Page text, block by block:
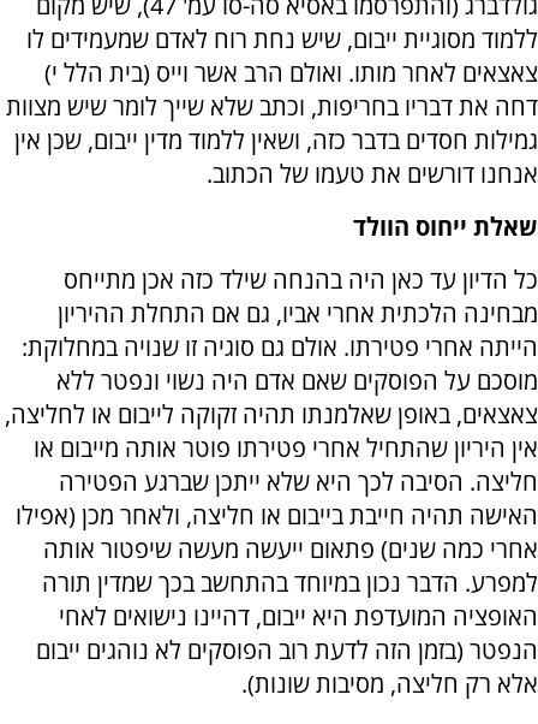
ללמוד מסוגיית ייבום, שיש נחת רוח לאדם שמעמידים לו
צאצאים לאחר מותו. ואולם הרב אשר וייס (בית הלל י)
דחה את דבריו בחריפות, וכתב שלא שייך לומר שיש מצוות
גמילות חסדים בדבר כזה, ושאין ללמוד מדין ייבום, שכן אין
אנחנו דורשים את טעמו של הכתוב.
שאלת ייחוס הוולד
כל הדיון עד כאן היה בהנחה שילד כזה אכן מתייחס
מבחינה הלכתית אחרי אביו, גם אם התחלת ההיריון
הייתה אחרי פטירתו. אולם גם סוגיה זו שנויה במחלוקת:
מוסכם על הפוסקים שאם אדם היה נשוי ונפטר ללא
צאצאים, באופן שאלמנתו תהיה זקוקה לייבום או לחליצה,
אין היריון שהתחיל אחרי פטירתו פוטר אותה מייבום או
חליצה. הסיבה לכך היא שלא ייתכן שברגע הפטירה
האישה תהיה חייבת בייבום או חליצה, ולאחר מכן (אפילו
אחרי כמה שנים) פתאום ייעשה מעשה שיפטור אותה
למפרע. הדבר נכון במיוחד בהתחשב בכך שמדין תורה
האופציה המועדפת היא ייבום, דהיינו נישואים לאחי
הנפטר (בזמן הזה לדעת רוב הפוסקים לא נוהגים ייבום
אלא רק חליצה, מסיבות שונות).